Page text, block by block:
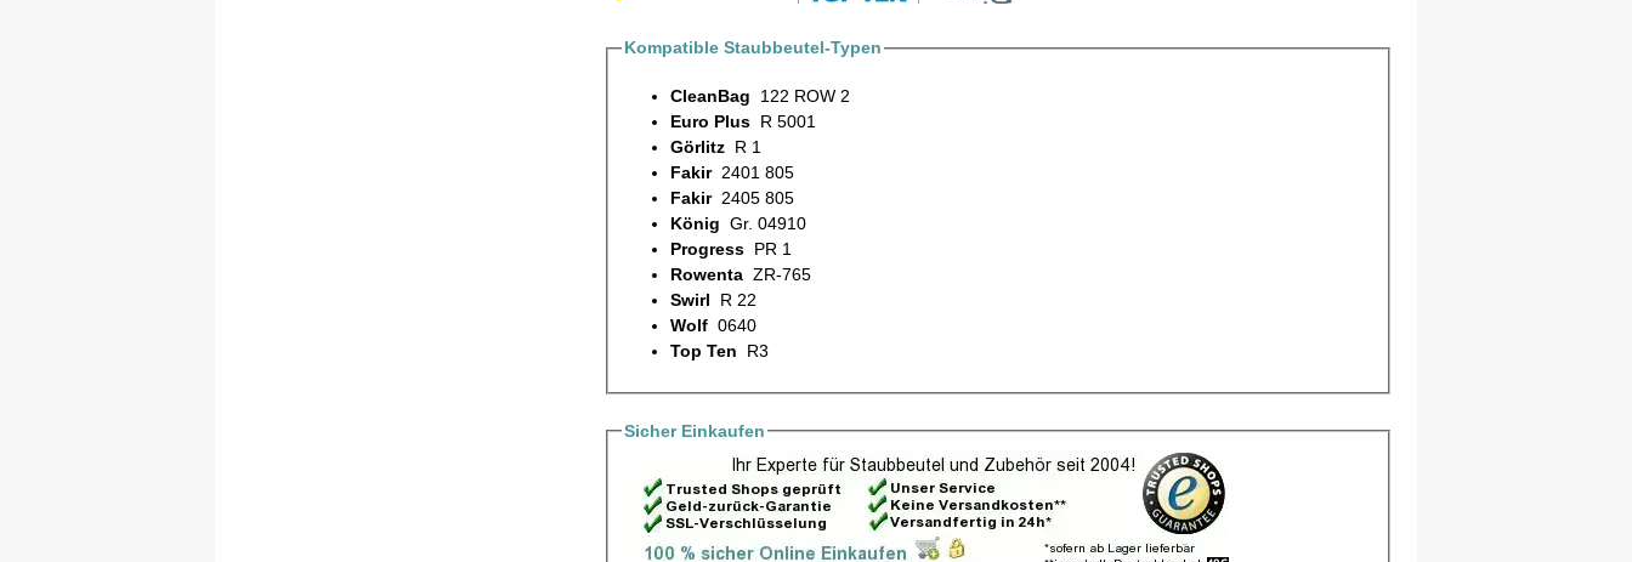
Kompatible Staubbeutel-Typen
CleanBag 122 ROW 2
Euro PlusR 5001
GörlitzR 1
Fakir2401 805
Fakir2405 805
König Gr. 04910
ProgressPR 1
RowentaZR-765
Swirl R 22
Wolf0640
Top Ten R3
Sicher Einkaufen